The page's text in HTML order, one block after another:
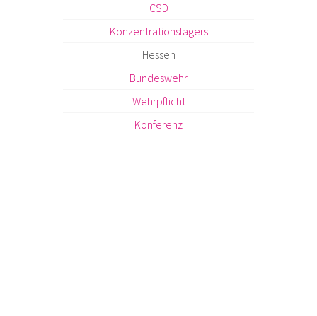
CSD
Konzentrationslagers
Hessen
Bundeswehr
Wehrpflicht
Konferenz